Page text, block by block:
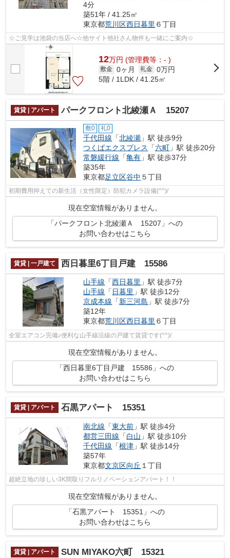
4分
築51年 / 41.25㎡
東京都荒川区西日暮里 ６丁目
☆ご見学は池袋の当店へ☆他サイト他社さん物件も一緒にご案内☆
12万円 (管理費等：- )
敷金 0ヶ月 礼金 0万円
5階 / 1LDK / 41.25㎡
賃貸 | アパート パークフロント北綾瀬Ａ 15207
敷0 礼0
千代田線 「北綾瀬 」駅 徒歩9分
つくばエクスプレス
「六町 」駅 徒歩20分
常磐緩行線 「亀有 」駅 徒歩37分
築35年
東京都足立区谷中 ５丁目
初期費用抑えての新生活（女性限定）防犯カメラ設備(^^)/
現在空室情報がありません。
「パークフロント北綾瀬Ａ 15207」への
お問い合わせはこちら
賃貸 | 一戸建て 西日暮里6丁目戸建 15586
山手線 「西日暮里 」駅 徒歩7分
山手線 「 日暮里 」駅 徒歩12分
京成本線 「新三河島 」駅 徒歩7分
築12年
東京都荒川区西日暮里 ６丁目
全室エアコン完備♪便利な山手線沿線の戸建て賃貸です(^^)/
現在空室情報がありません。
「西日暮里6丁目戸建 15586」への
お問い合わせはこちら
賃貸 | アパート 石黒アパート 15351
南北線 「東大前 」駅 徒歩4分
都営三田線 「白山 」駅 徒歩10分
千代田線 「根津 」駅 徒歩14分
築57年
東京都文京区向丘 １丁目
超絶立地の珍しい3K間取りフルリノベーションアパート！！
現在空室情報がありません。
「石黒アパート 15351」への
お問い合わせはこちら
賃貸 | アパート SUN MIYAKO六町 15321